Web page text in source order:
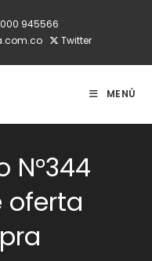
945566
Twitter
MENÚ
N°344
oferta